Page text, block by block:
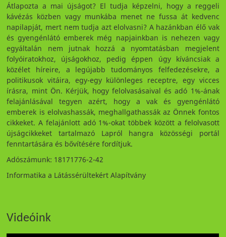
Átlapozta a mai újságot? El tudja képzelni, hogy a reggeli
kávézás közben vagy munkába menet ne fussa át kedvenc
napilapját, mert nem tudja azt elolvasni? A hazánkban élő vak
és gyengénlátó emberek még napjainkban is nehezen vagy
egyáltalán nem jutnak hozzá a nyomtatásban megjelent
folyóiratokhoz, újságokhoz, pedig éppen úgy kíváncsiak a
közélet híreire, a legújabb tudományos felfedezésekre, a
politikusok vitáira, egy-egy különleges receptre, egy vicces
írásra, mint Ön. Kérjük, hogy felolvasásaival és adó 1%-ának
felajánlásával tegyen azért, hogy a vak és gyengénlátó
emberek is elolvashassák, meghallgathassák az Önnek fontos
cikkeket. A felajánlott adó 1%-okat többek között a felolvasott
újságcikkeket tartalmazó Lapról hangra közösségi portál
fenntartására és bővítésére fordítjuk.
Adószámunk: 18171776-2-42
Informatika a Látássérültekért Alapítvány
Videóink